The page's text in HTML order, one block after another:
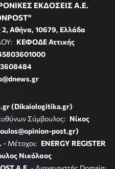
ΕΚΔΟΣΕΙΣ Α.Ε.
2, Αθήνα, 10679, Ελλάδα
ΚΕΦΟΔΕ Αττικής
3608484
(Dikaiologitika.gr)
Σύμβουλος: Νίκος
post.gr)
- Μέτοχοι: ENERGY REGISTER
Νικόλαος